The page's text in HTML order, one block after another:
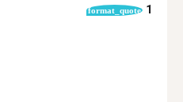
format_quote 1